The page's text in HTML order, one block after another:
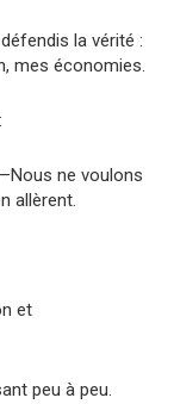
la vérité :
mes économies.
ne voulons
allèrent.
et
peu à peu.